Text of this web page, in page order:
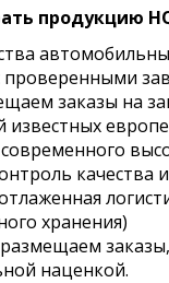
продукцию
проверенными
заказы на
известных
качества
хранения)
наценкой.